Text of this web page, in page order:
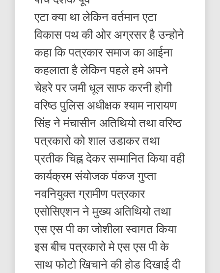
एटा क्या था लेकिन वर्तमान एटा
विकास पथ की ओर अग्रसर है उन्होने
कहा कि पत्रकार समाज का आईना
कहलाता है लेकिन पहले हमे अपने
चेहरे पर जमी धूल साफ करनी होगी
वरिष्ठ पुलिस अधीक्षक श्याम नारायण
सिंह ने मंचासीन अतिथियो तथा वरिष्ठ
पत्रकारो को शाल उडाकर तथा
प्रतीक चिह्न देकर सम्मानित किया वही
कार्यक्रम संयोजक पंकज गुप्ता
नवनियुक्त ग्रामीण पत्रकार
एसोसिएशन ने मुख्य अतिथियो तथा
एस एस पी का जोशीला स्वागत किया
इस बीच पत्रकारो मे एस एस पी के
साथ फोटो खिचाने की होड दिखाई दी